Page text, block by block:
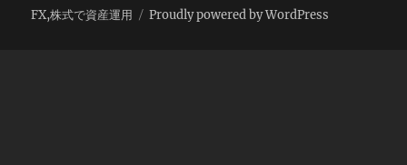
FX,株式で資産運用 Proudly powered by WordPress